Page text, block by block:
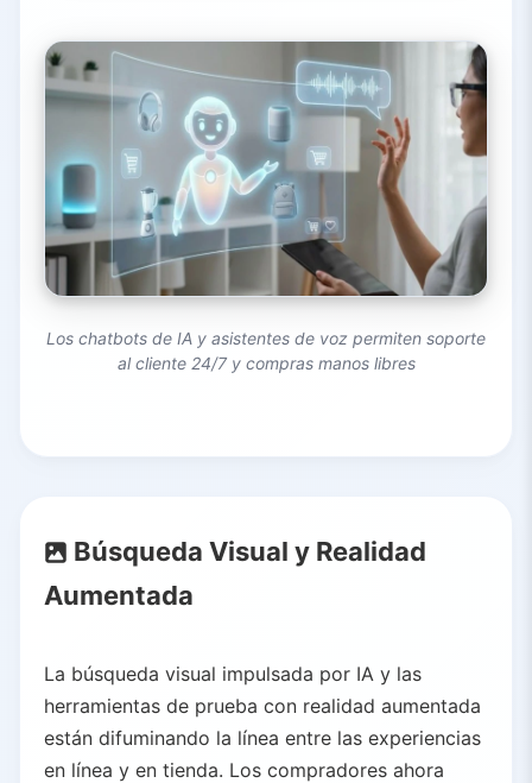
Los chatbots de IA y asistentes de voz permiten soporte
al cliente 24/7 y compras manos libres
Búsqueda Visual y Realidad
Aumentada
La búsqueda visual impulsada por IA y las
herramientas de prueba con realidad aumentada
están difuminando la línea entre las experiencias
en línea y en tienda. Los compradores ahora